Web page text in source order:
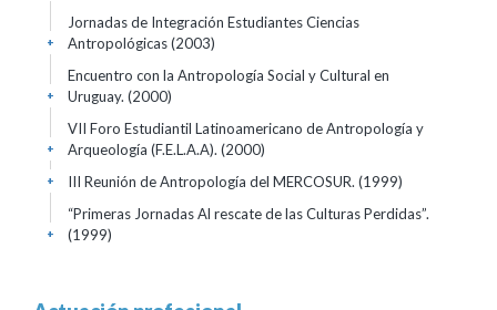
Jornadas de Integración Estudiantes Ciencias
Antropológicas(2003)
+
Encuentro con la Antropología Social y Cultural en
Uruguay. (2000)
+
VII Foro Estudiantil Latinoamericano de Antropología y
Arqueología (F.E.L.A.A). (2000)
+
III Reunión de Antropología del MERCOSUR. (1999)
+
“Primeras Jornadas Al rescate de las Culturas Perdidas”.
(1999)
+